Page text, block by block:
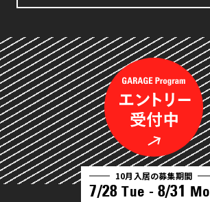
10月入居の募集期間
7/28 Tue - 8/31